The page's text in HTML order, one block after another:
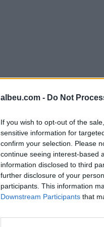
albeu.com - Do Not
If you wish to opt-out of the
sensitive information for
confirm your selection. Please
continue seeing interest-based
information disclosed to third
further disclosure of your
participants. This information
Downstream Participants that